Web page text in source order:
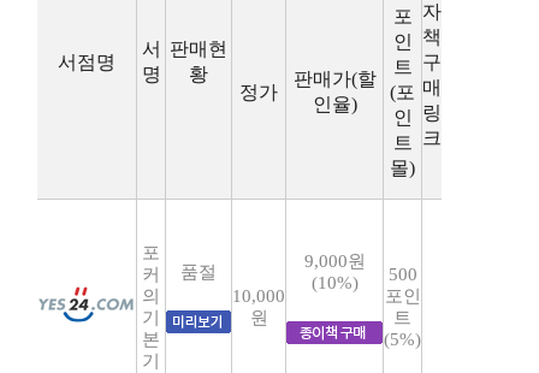
서점명
서
명
판매현
황
자
책
구
매
링
크
정가
판매가(할
인율)
포
인
트
(포
인
트
몰)
포
커
의
기
본
기
품절
10,000
원
9,000원
(10%)
500
포인
트
(5%)